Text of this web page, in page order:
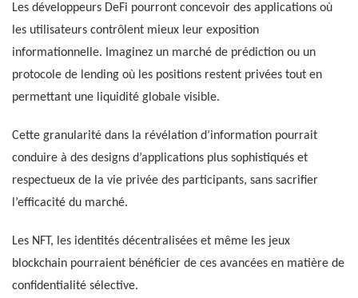
Les développeurs DeFi pourront concevoir des applications où
les utilisateurs contrôlent mieux leur exposition
informationnelle. Imaginez un marché de prédiction ou un
protocole de lending où les positions restent privées tout en
permettant une liquidité globale visible.
Cette granularité dans la révélation d’information pourrait
conduire à des designs d’applications plus sophistiqués et
respectueux de la vie privée des participants, sans sacrifier
l’efficacité du marché.
Les NFT, les identités décentralisées et même les jeux
blockchain pourraient bénéficier de ces avancées en matière de
confidentialité sélective.